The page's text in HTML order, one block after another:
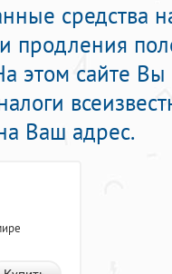
средства
продления
этом сайте
Ваш адрес.